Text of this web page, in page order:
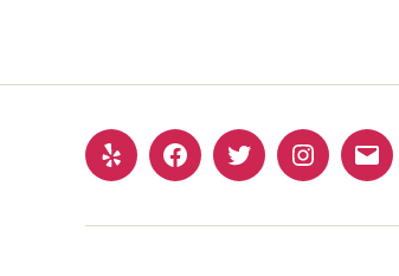
Yelp FacebookTwitterInstagram
E-